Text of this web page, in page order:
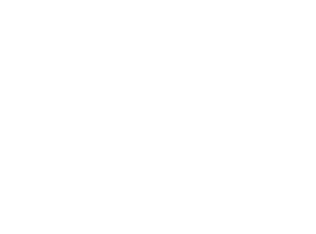
hiệu